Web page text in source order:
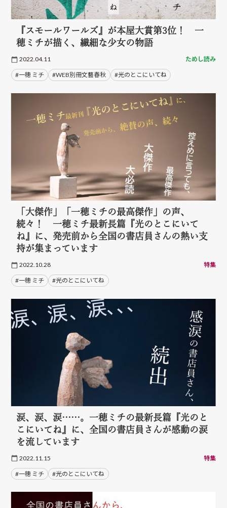
『スモールワールズ』が本屋大賞第3位！ 一
穂ミチが描く、繊細な少女の物語
2022.04.11 ためし読み
#一穂 ミチ #WEB別冊文藝春秋 #光のとこにいてね
「大傑作」「一穂ミチの最高傑作」の声、
続々！ 一穂ミチ最新長篇『光のとこにいて
ね』に、発売前から全国の書店員さんの熱い支
持が集まっています
2022.10.28 特集
#一穂 ミチ #光のとこにいてね
涙、涙、涙……。一穂ミチの最新長篇『光のと
こにいてね』に、全国の書店員さんが感動の涙
を流しています
2022.11.15 特集
#一穂 ミチ #光のとこにいてね